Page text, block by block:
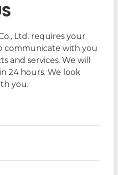
Ltd. requires your
communicate with you
and services. We will
24 hours. We look
you.